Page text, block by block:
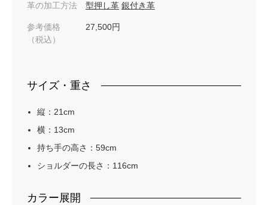
革の加工方法 型押し革 銀付き革
参考価格
（税込）
27,500円
サイズ・重さ
縦：21cm
横：13cm
持ち手の高さ：59cm
ショルダーの長さ：116cm
カラー展開